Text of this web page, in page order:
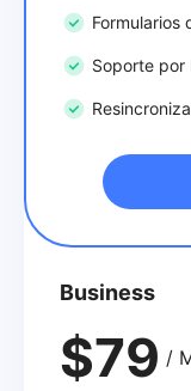
Formularios
Soporte por
Business
$79 /